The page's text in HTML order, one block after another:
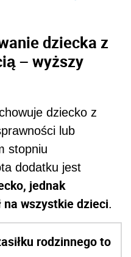
dziecka z
– wyższy
dziecko z
lub
stopniu
dodatku jest
jednak
na wszystkie dzieci.
rodzinnego to